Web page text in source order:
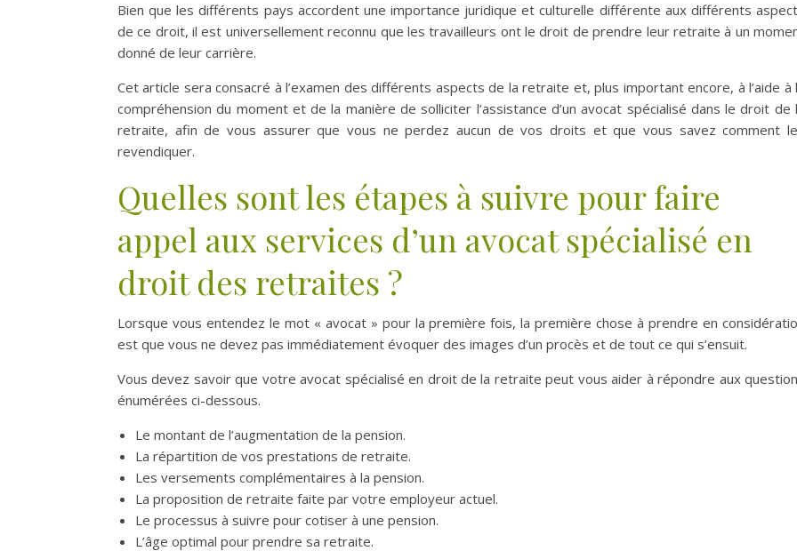
Bien que les différents pays accordent une importance juridique et culturelle différente aux différents
de ce droit, il est universellement reconnu que les travailleurs ont le droit de prendre leur retraite à un
donné de leur carrière.
Cet article sera consacré à l’examen des différents aspects de la retraite et, plus important encore, à l’aide à
compréhension du moment et de la manière de solliciter l’assistance d’un avocat spécialisé dans le droit de
retraite, afin de vous assurer que vous ne perdez aucun de vos droits et que vous savez comment
revendiquer.
Quelles sont les étapes à suivre pour faire
appel aux services d’un avocat spécialisé en
droit des retraites ?
Lorsque vous entendez le mot « avocat » pour la première fois, la première chose à prendre en
est que vous ne devez pas immédiatement évoquer des images d’un procès et de tout ce qui s’ensuit.
Vous devez savoir que votre avocat spécialisé en droit de la retraite peut vous aider à répondre aux
énumérées ci-dessous.
Le montant de l’augmentation de la pension.
La répartition de vos prestations de retraite.
Les versements complémentaires à la pension.
La proposition de retraite faite par votre employeur actuel.
Le processus à suivre pour cotiser à une pension.
L’âge optimal pour prendre sa retraite.